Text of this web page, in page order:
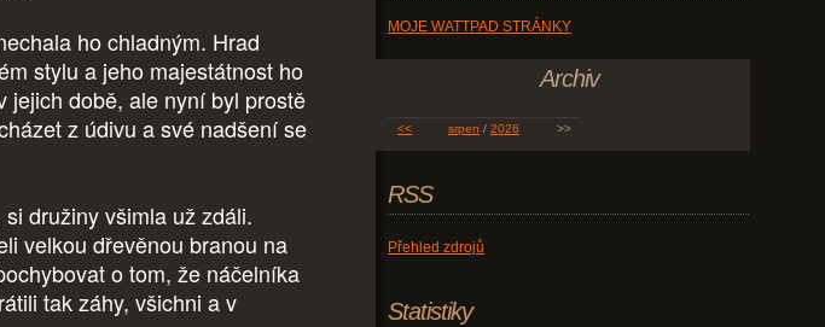
ho chladným. Hrad
stylu a jeho majestátnost ho
jejich době, ale nyní byl prostě
z údivu a své nadšení se
družiny všimla už zdáli.
velkou dřevěnou branou na
o tom, že náčelníka
tak záhy, všichni a v
MOJE WATTPAD STRÁNKY
Archiv
<< srpen / 2026 >>
RSS
Přehled zdrojů
Statistiky